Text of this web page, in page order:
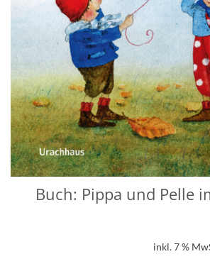
Buch: Pippa und Pelle
inkl. 7 %